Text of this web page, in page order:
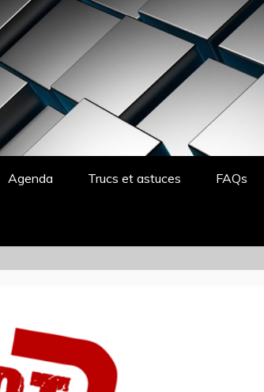
Agenda Trucs et astuces FAQs